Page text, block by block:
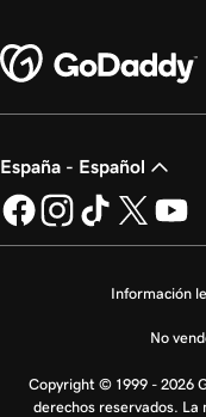
España - Español
Información
No
Copyright © 1999 - 2026
derechos reservados. La